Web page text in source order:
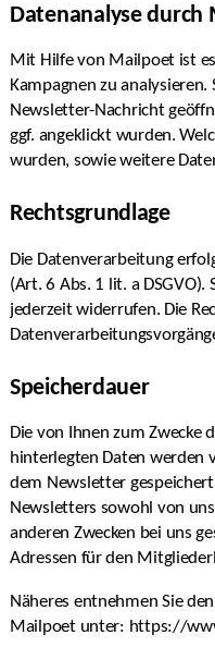
Datenanalyse durch
Mit Hilfe von Mailpoet ist
Kampagnen zu analysieren.
Newsletter-Nachricht
ggf. angeklickt wurden.
wurden, sowie weitere
Rechtsgrundlage
Die Datenverarbeitung
(Art. 6 Abs. 1 lit. a DSGVO).
jederzeit widerrufen. Die
Speicherdauer
Die von Ihnen zum Zwecke
hinterlegten Daten werden
dem Newsletter
Newsletters sowohl von
anderen Zwecken bei uns
Adressen für den
Näheres entnehmen Sie
Mailpoet unter: https://